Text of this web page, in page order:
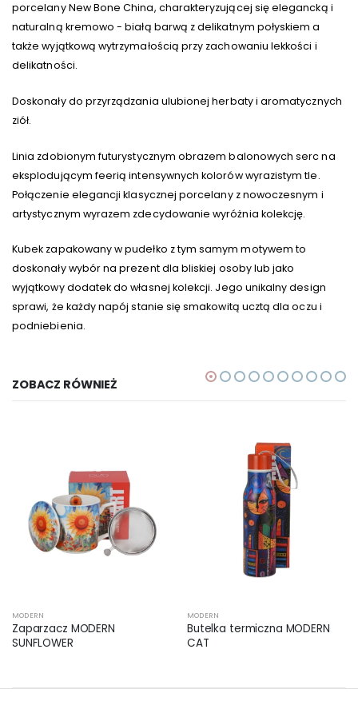
porcelany New Bone China, charakteryzującej się elegancką i
naturalną kremowo - białą barwą z delikatnym połyskiem a
także wyjątkową wytrzymałością przy zachowaniu lekkości i
delikatności.
Doskonały do przyrządzania ulubionej herbaty i aromatycznych
ziół.
Linia zdobionym futurystycznym obrazem balonowych serc na
eksplodującym feerią intensywnych kolorów wyrazistym tle.
Połączenie elegancji klasycznej porcelany z nowoczesnym i
artystycznym wyrazem zdecydowanie wyróżnia kolekcję.
Kubek zapakowany w pudełko z tym samym motywem to
doskonały wybór na prezent dla bliskiej osoby lub jako
wyjątkowy dodatek do własnej kolekcji. Jego unikalny design
sprawi, że każdy napój stanie się smakowitą ucztą dla oczu i
podniebienia.
ZOBACZ RÓWNIEŻ
MODERN
Zaparzacz MODERN
SUNFLOWER
MODERN
Butelka termiczna MODERN
CAT